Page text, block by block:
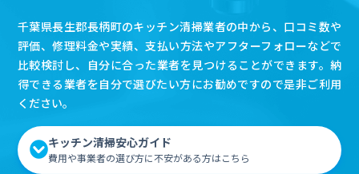
千葉県長生郡長柄町のキッチン清掃業者の中から、口コミ数や
評価、修理料金や実績、支払い方法やアフターフォローなどで
比較検討し、自分に合った業者を見つけることができます。納
得できる業者を自分で選びたい方にお勧めですので是非ご利用
ください。
キッチン清掃安心ガイド
費用や事業者の選び方に不安がある方はこちら